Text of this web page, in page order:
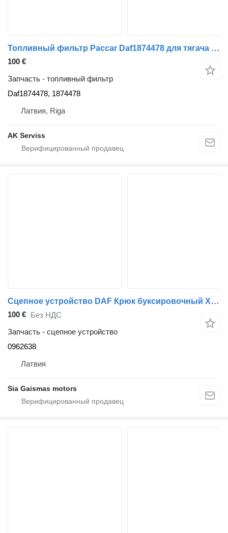
Топливный фильтр Paccar Daf1874478 для тягача DAF XF 95 CF 55 XF 105 CF 105
100 €
Запчасть - топливный фильтр
Daf1874478, 1874478
Латвия, Riga
AK Serviss
Сцепное устройство DAF Крюк буксировочный XF95/105 0962638 для тягача DAF
100 € Без НДС
Запчасть - сцепное устройство
0962638
Латвия
Sia Gaismas motors